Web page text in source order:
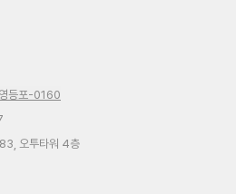
등포-0160
오투타워 4층